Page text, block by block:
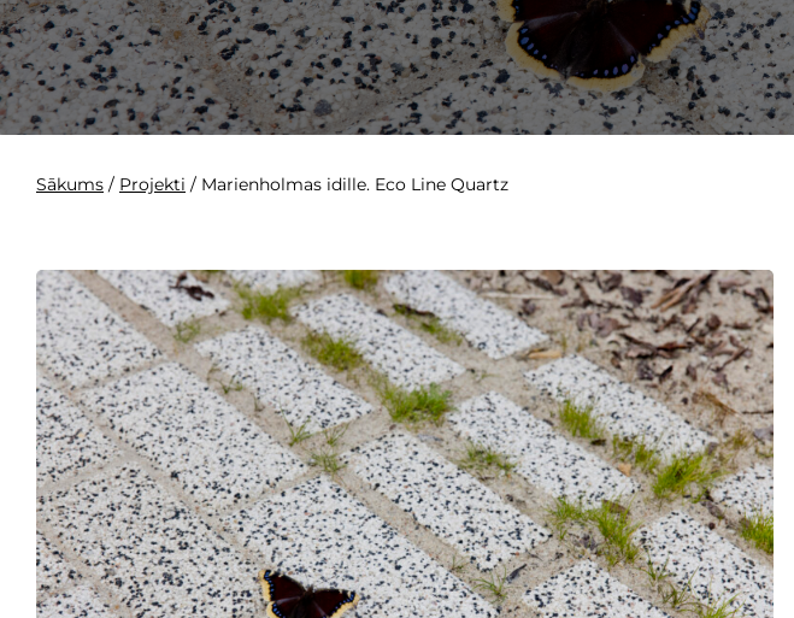
Sākums / Projekti / Marienholmas idille. Eco Line Quartz